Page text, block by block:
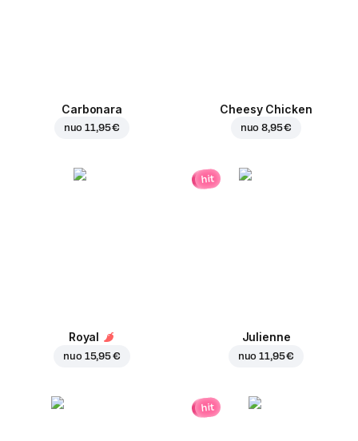
Carbonara
nuo11,95 €
Cheesy Chicken
nuo8,95 €
Royal
nuo 15,95 €
hit
Julienne
nuo11,95 €
hit